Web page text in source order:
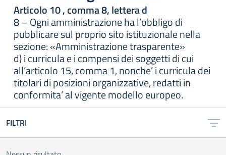
Articolo 10 , comma 8, lettera d
8 – Ogni amministrazione ha l’obbligo di
pubblicare sul proprio sito istituzionale nella
sezione: «Amministrazione trasparente»
d) i curricula e i compensi dei soggetti di cui
all’articolo 15, comma 1, nonche’ i curricula dei
titolari di posizioni organizzative, redatti in
conformita’ al vigente modello europeo.
FILTRI